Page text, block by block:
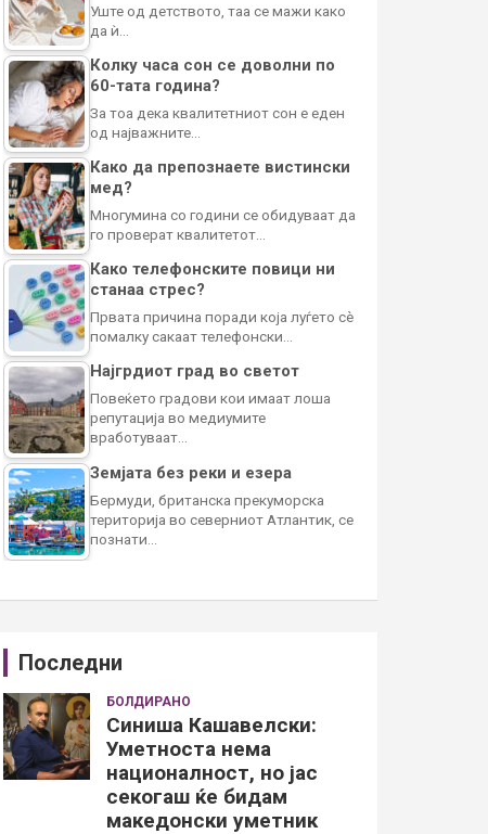
Уште од детството, таа се мажи како
да ѝ…
Колку часа сон се доволни по
60-тата година?
За тоа дека квалитетниот сон е еден
од најважните…
Како да препознаете вистински
мед?
Многумина со години се обидуваат да
го проверат квалитетот…
Како телефонските повици ни
станаа стрес?
Првата причина поради која луѓето сè
помалку сакаат телефонски…
Најгрдиот град во светот
Повеќето градови кои имаат лоша
репутација во медиумите
вработуваат…
Земјата без реки и езера
Бермуди, британска прекуморска
територија во северниот Атлантик, се
познати…
Последни
БОЛДИРАНО
Синиша Кашавелски:
Уметноста нема
националност, но јас
секогаш ќе бидам
македонски уметник